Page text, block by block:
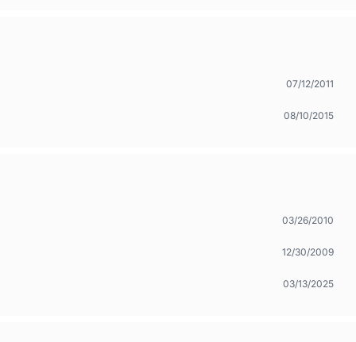
07/12/2011
08/10/2015
03/26/2010
12/30/2009
03/13/2025